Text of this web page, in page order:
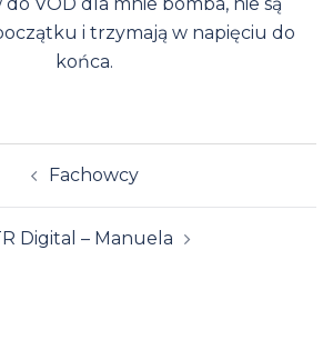
i trzymają w napięciu do
końca.
Fachowcy
Digital – Manuela